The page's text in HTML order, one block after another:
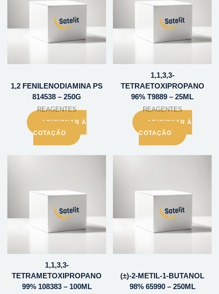
1,2 FENILENODIAMINA PS
814538 – 250G
REAGENTES
ADICIONAR À
COTAÇÃO
1,1,3,3-
TETRAETOXIPROPANO
96% T9889 – 25ML
REAGENTES
ADICIONAR À
COTAÇÃO
1,1,3,3-
TETRAMETOXIPROPANO
99% 108383 – 100ML
(±)-2-METIL-1-BUTANOL
98% 65990 – 250ML